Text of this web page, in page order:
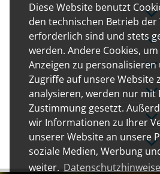
Diese Website benutzt
den technischen Betrieb der
erforderlich sind und stets
werden. Andere Cookies,
Anzeigen zu personalisieren
Zugriffe auf unsere Website
analysieren, werden nur mit
Zustimmung gesetzt.
wir Informationen zu Ihrer
unserer Website an unsere
soziale Medien, Werbung
weiter. Datenschutzhinweise